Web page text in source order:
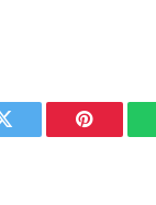
Twitter Pinterest